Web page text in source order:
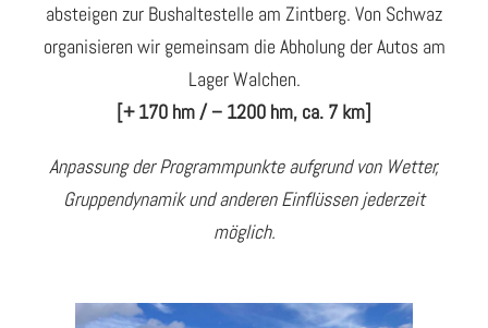
absteigen zur Bushaltestelle am Zintberg. Von Schwaz
organisieren wir gemeinsam die Abholung der Autos am
Lager Walchen.
[+ 170 hm / – 1200 hm, ca. 7 km]
Anpassung der Programmpunkte aufgrund von Wetter,
Gruppendynamik und anderen Einflüssen jederzeit
möglich.